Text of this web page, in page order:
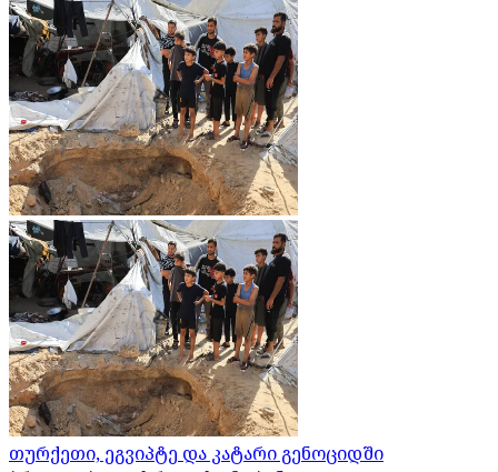
თურქეთი, ეგვიპტე და კატარი გენოციდში